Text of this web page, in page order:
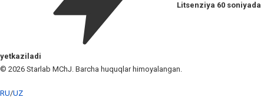
Litsenziya 60 soniyada
yetkaziladi
© 2026 Starlab MChJ. Barcha huquqlar himoyalangan.
RU/UZ